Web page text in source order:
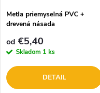
Metla priemyselná PVC +
drevená násada
od €5,40
Skladom 1 ks
DETAIL